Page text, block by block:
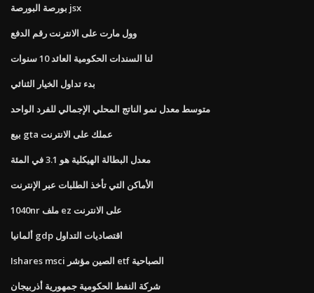
بورصة البورصة jsx
وول مارت على الانترنت رقم الدفع
لنا السندات الحكومية العائد 10 سنوات
بدء تداول الخيار الثنائي
متوسط ​​معدل نمو الناتج المحلي الإجمالي للفرد الواحد
بيع gta عملك على الانترنت
معدل البطالة الهيكلية هو 3.1 في المئة
الأماكن التي تأخذ الطلبات عبر الإنترنت
1040nr ملف ez على الانترنت
ألمانيا gdp اقتصاديات التداول
Ishares msci الصين مؤشر etf الصباحية
شركة النفط الحكومية جمهورية أذربيجان